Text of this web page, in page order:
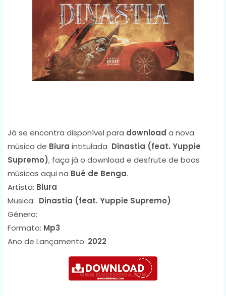
Já se encontra disponível para download a nova
música de Biura intitulada Dinastia (feat. Yuppie
Supremo), faça já o download e desfrute de boas
músicas aqui na Bué de Benga.
Artista: Biura
Musica: Dinastia (feat. Yuppie Supremo)
Género:
Formato: Mp3
Ano de Lançamento: 2022